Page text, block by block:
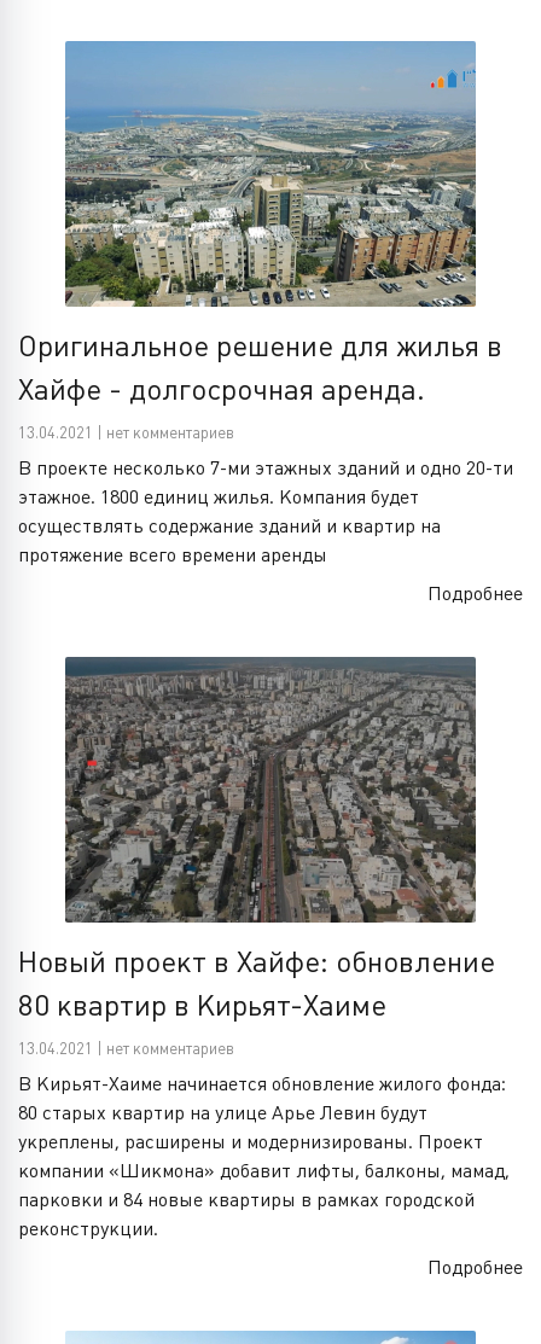
Оригинальное решение для жилья в
Хайфе - долгосрочная аренда.
13.04.2021 | нет комментариев
В проекте несколько 7-ми этажных зданий и одно 20-ти
этажное. 1800 единиц жилья. Компания будет
осуществлять содержание зданий и квартир на
протяжение всего времени аренды
Подробнее
Новый проект в Хайфе: обновление
80 квартир в Кирьят-Хаиме
13.04.2021 | нет комментариев
В Кирьят-Хаиме начинается обновление жилого фонда:
80 старых квартир на улице Арье Левин будут
укреплены, расширены и модернизированы. Проект
компании «Шикмона» добавит лифты, балконы, мамад,
парковки и 84 новые квартиры в рамках городской
реконструкции.
Подробнее